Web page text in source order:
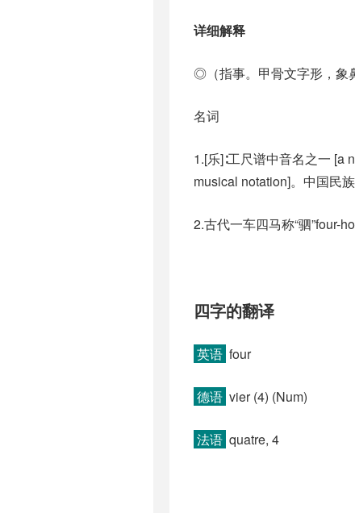
详细解释
◎（指事。甲骨文字形，象
名词
1.[乐]∶工尺谱中音名之一 [a
musical notation]。中国民
2.古代一车四马称“驷”four-
四字的翻译
英语 four
德语 vier (4)​ (Num)
法语 quatre, 4